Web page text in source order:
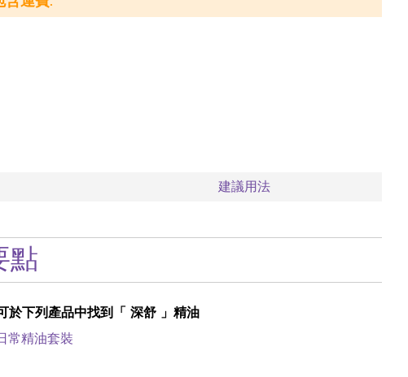
建議用法
點
於下列產品中找到「 深舒
」精油
常精油套裝